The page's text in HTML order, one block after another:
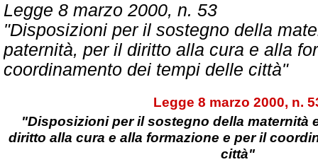
Legge 8 marzo 2000, n. 53
"Disposizioni per il sostegno della
paternità, per il diritto alla cura e alla
coordinamento dei tempi delle città"
Legge 8 marzo 2000, n.
"Disposizioni per il sostegno della maternità
diritto alla cura e alla formazione e per il
città"